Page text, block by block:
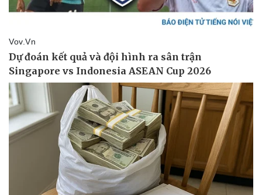
Thể thao
Bóng đá
Lịch thi đấu bóng đá
Thế giới thể thao
Hậu trường
Ô tô - Xe máy
Ô tô
Xe máy
Tư vấn